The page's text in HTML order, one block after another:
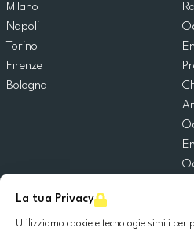
La tua Privacy
Utilizziamo cookie e tecnologie simili per
Milano
Napoli
Torino
Firenze
Bologna